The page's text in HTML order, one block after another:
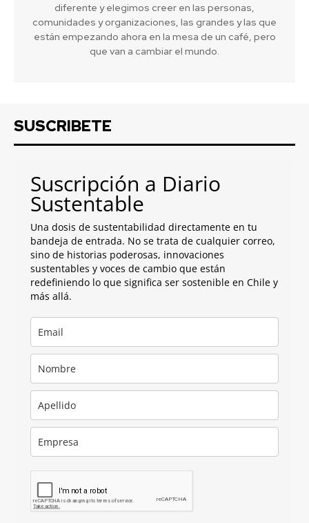
diferente y elegimos creer en las personas,
comunidades y organizaciones, las grandes y las que
están empezando ahora en la mesa de un café, pero
que van a cambiar el mundo.
SUSCRIBETE
Suscripción a Diario
Sustentable
Una dosis de sustentabilidad directamente en tu
bandeja de entrada. No se trata de cualquier correo,
sino de historias poderosas, innovaciones
sustentables y voces de cambio que están
redefiniendo lo que significa ser sostenible en Chile y
más allá.